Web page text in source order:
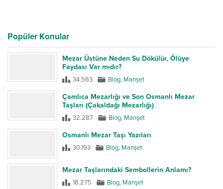
Popüler Konular
Mezar Üstüne Neden Su Dökülür, Ölüye
Faydası Var mıdır?
34.563 Blog, Manşet
Çamlıca Mezarlığı ve Son Osmanlı Mezar
Taşları (Çakaldağı Mezarlığı)
32.287 Blog, Manşet
Osmanlı Mezar Taşı Yazıları
30.193 Blog, Manşet
Mezar Taşlarındaki Sembollerin Anlamı?
18.275 Blog, Manşet